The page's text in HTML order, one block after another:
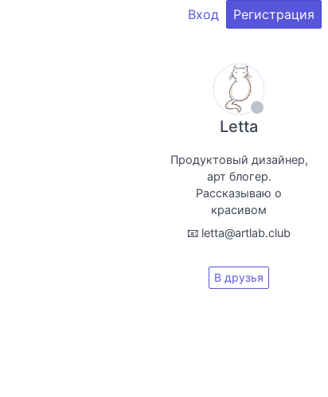
Вход Регистрация
Letta
Продуктовый дизайнер,
арт блогер.
Рассказываю о
красивом
📧 letta@artlab.club
В друзья